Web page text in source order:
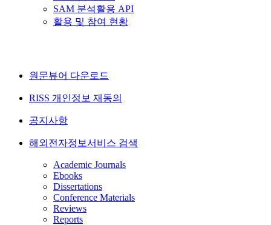
SAM 분석활용 API
활용 및 참여 현황
원문뷰어 다운로드
RISS 개인정보 재동의
공지사항
해외전자정보서비스 검색
Academic Journals
Ebooks
Dissertations
Conference Materials
Reviews
Reports